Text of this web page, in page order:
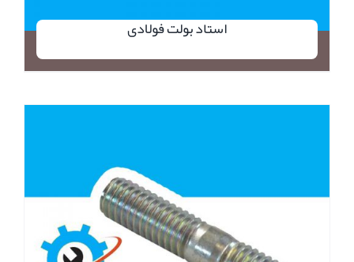
استاد بولت فولادی